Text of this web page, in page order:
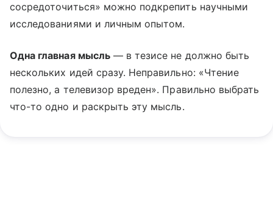
сосредоточиться» можно подкрепить научными
исследованиями и личным опытом.
Одна главная мысль— в тезисе не должно быть
нескольких идей сразу. Неправильно: «Чтение
полезно, а телевизор вреден». Правильно выбрать
что-то одно и раскрыть эту мысль.